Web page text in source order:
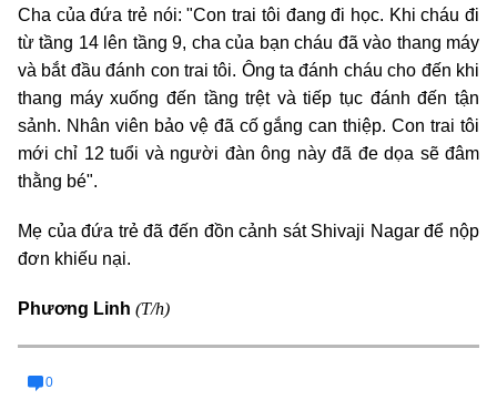
Cha của đứa trẻ nói: "Con trai tôi đang đi học. Khi cháu đi
từ tầng 14 lên tầng 9, cha của bạn cháu đã vào thang máy
và bắt đầu đánh con trai tôi. Ông ta đánh cháu cho đến khi
thang máy xuống đến tầng trệt và tiếp tục đánh đến tận
sảnh. Nhân viên bảo vệ đã cố gắng can thiệp. Con trai tôi
mới chỉ 12 tuổi và người đàn ông này đã đe dọa sẽ đâm
thằng bé".
Mẹ của đứa trẻ đã đến đồn cảnh sát Shivaji Nagar để nộp
đơn khiếu nại.
Phương Linh (T/h)
0